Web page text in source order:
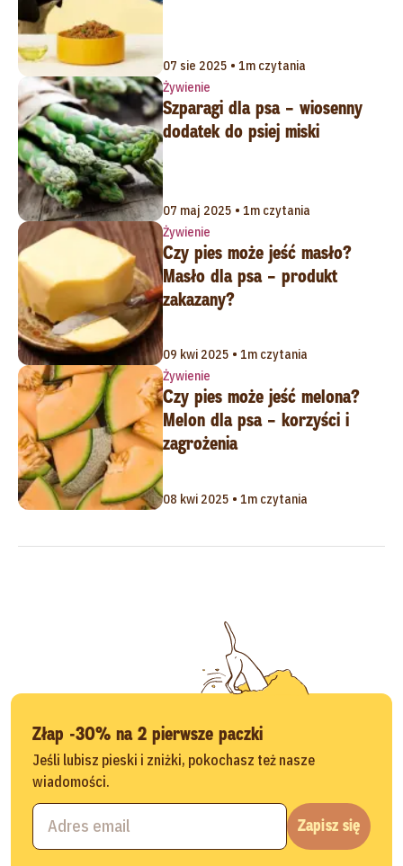
07 sie 2025 • 1m czytania
Żywienie
Szparagi dla psa – wiosenny
dodatek do psiej miski
07 maj 2025 • 1m czytania
Żywienie
Czy pies może jeść masło?
Masło dla psa – produkt
zakazany?
09 kwi 2025 • 1m czytania
Żywienie
Czy pies może jeść melona?
Melon dla psa – korzyści i
zagrożenia
08 kwi 2025 • 1m czytania
Złap -30% na 2 pierwsze paczki
Jeśli lubisz pieski i zniżki, pokochasz też nasze
wiadomości.
Zapisz się